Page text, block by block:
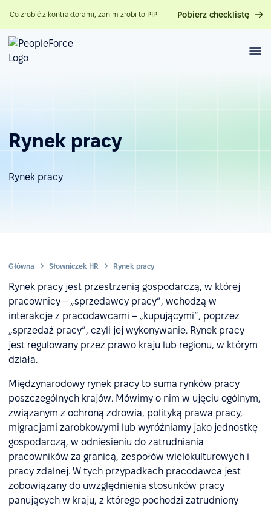
Co zrobić z kontraktorami, zanim zrobi to PIP Pobierz checklistę
Rynek pracy
Rynek pracy
Główna Słowniczek HR Rynek pracy
Rynek pracy jest przestrzenią gospodarczą, w której
pracownicy – „sprzedawcy pracy”, wchodzą w
interakcje z pracodawcami – „kupującymi”, poprzez
„sprzedaż pracy”, czyli jej wykonywanie. Rynek pracy
jest regulowany przez prawo kraju lub regionu, w którym
działa.
Międzynarodowy rynek pracy to suma rynków pracy
poszczególnych krajów. Mówimy o nim w ujęciu ogólnym,
związanym z ochroną zdrowia, polityką prawa pracy,
migracjami zarobkowymi lub wyróżniamy jako jednostkę
gospodarczą, w odniesieniu do zatrudniania
pracowników za granicą, zespołów wielokulturowych i
pracy zdalnej. W tych przypadkach pracodawca jest
zobowiązany do uwzględnienia stosunków pracy
panujących w kraju, z którego pochodzi zatrudniony